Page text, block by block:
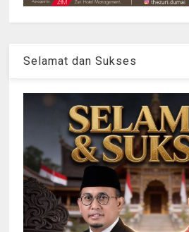
Selamat dan Sukses